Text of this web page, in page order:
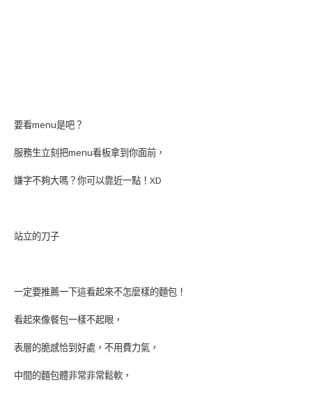
要看menu是吧？
服務生立刻把menu看板拿到你面前，
嫌字不夠大嗎？你可以靠近一點！XD
站立的刀子
一定要推薦一下這看起來不怎麼樣的麵包！
看起來像餐包一樣不起眼，
表層的脆感恰到好處，不用費力氣，
中間的麵包體非常非常鬆軟，